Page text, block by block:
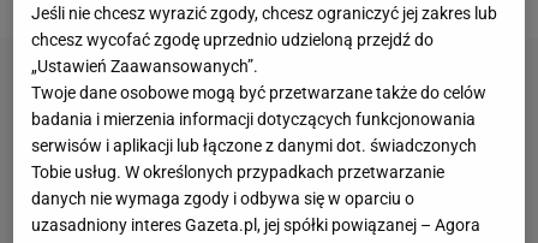
Jeśli nie chcesz wyrazić zgody, chcesz ograniczyć jej zakres lub
chcesz wycofać zgodę uprzednio udzieloną przejdź do
„Ustawień Zaawansowanych”.
Twoje dane osobowe mogą być przetwarzane także do celów
badania i mierzenia informacji dotyczących funkcjonowania
serwisów i aplikacji lub łączone z danymi dot. świadczonych
Tobie usług. W określonych przypadkach przetwarzanie
danych nie wymaga zgody i odbywa się w oparciu o
uzasadniony interes Gazeta.pl, jej spółki powiązanej – Agora